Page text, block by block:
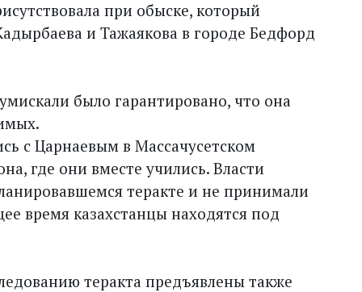
при обыске, который
и Тажаякова в городе Бедфорд
было гарантировано, что она
с Царнаевым в Массачусетском
где они вместе учились. Власти
теракте и не принимали
время казахстанцы находятся под
теракта предъявлены также